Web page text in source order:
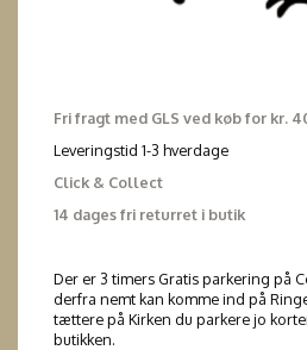
Fri fragt med GLS ved køb for kr.
Leveringstid 1-3 hverdage
Click & Collect
14 dages fri returret i butik
Der er 3 timers Gratis parkering på
derfra nemt kan komme ind på
tættere på Kirken du parkere jo
butikken.